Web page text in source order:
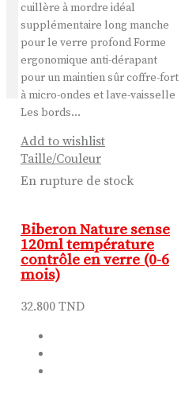
cuillère à mordre idéal
supplémentaire long manche
pour le verre profond Forme
ergonomique anti-dérapant
pour un maintien sûr coffre-fort
à micro-ondes et lave-vaisselle
Les bords…
Add to wishlist
Taille/Couleur
En rupture de stock
Biberon Nature sense
120ml température
contrôle en verre (0-6
mois)
32.800 TND